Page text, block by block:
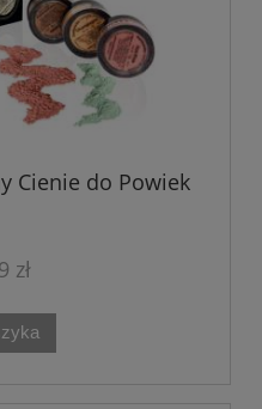
Cienie do Powiek
zł